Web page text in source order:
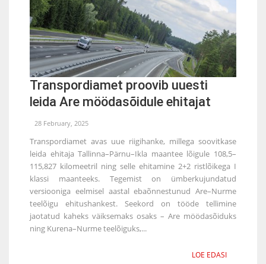
Transpordiamet proovib uuesti
leida Are möödasõidule ehitajat
28 February, 2025
Transpordiamet avas uue riigihanke, millega soovitkase
leida ehitaja Tallinna–Pärnu–Ikla maantee lõigule 108,5–
115,827 kilomeetril ning selle ehitamine 2+2 ristlõikega I
klassi maanteeks. Tegemist on ümberkujundatud
versiooniga eelmisel aastal ebaõnnestunud Are–Nurme
teelõigu ehitushankest. Seekord on tööde tellimine
jaotatud kaheks väiksemaks osaks – Are möödasõiduks
ning Kurena–Nurme teelõiguks,...
LOE EDASI